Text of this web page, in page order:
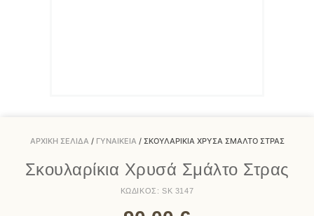
ΑΡΧΙΚΉ ΣΕΛΊΔΑ / ΓΥΝΑΙΚΕΊΑ / ΣΚΟΥΛΑΡΊΚΙΑ ΧΡΥΣΆ ΣΜΆΛΤΟ ΣΤΡΑΣ
Σκουλαρίκια Χρυσά Σμάλτο Στρας
ΚΩΔΙΚΟΣ: SK 3147